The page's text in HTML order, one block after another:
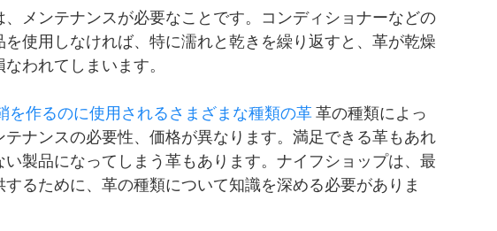
メンテナンスが必要なことです。コンディショナーなどの
使用しなければ、特に濡れと乾きを繰り返すと、革が乾燥
われてしまいます。
を作るのに使用されるさまざまな種類の革革の種類によっ
ナンスの必要性、価格が異なります。満足できる革もあれ
製品になってしまう革もあります。ナイフショップは、最
るために、革の種類について知識を深める必要がありま